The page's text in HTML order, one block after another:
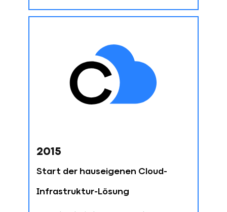
2015
Start der hauseigenen Cloud-
Infrastruktur-Lösung